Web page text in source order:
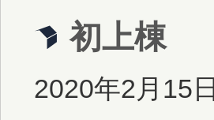
初上棟
2020年2月15日